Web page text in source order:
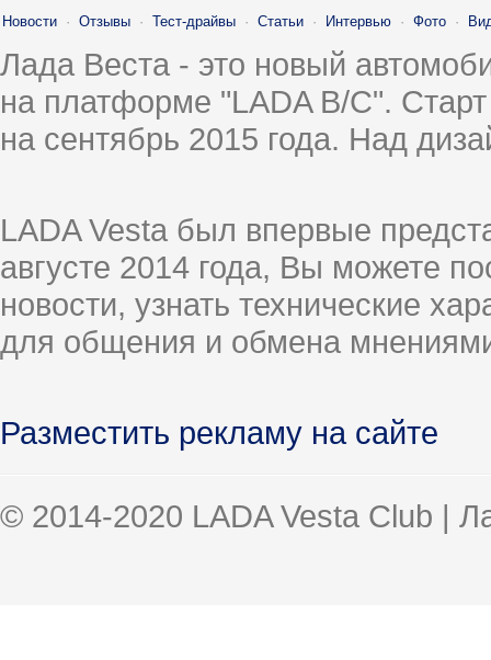
Новости · Отзывы · Тест-драйвы · Статьи · Интервью · Фото ·
Лада Веста - это новый
на платформе "LADA B/C".
на сентябрь 2015 года. Над
LADA Vesta был впервые
августе 2014 года, Вы можете
новости, узнать технические
для общения и обмена
Разместить рекламу на сайте
© 2014-2020 LADA Vesta Club |